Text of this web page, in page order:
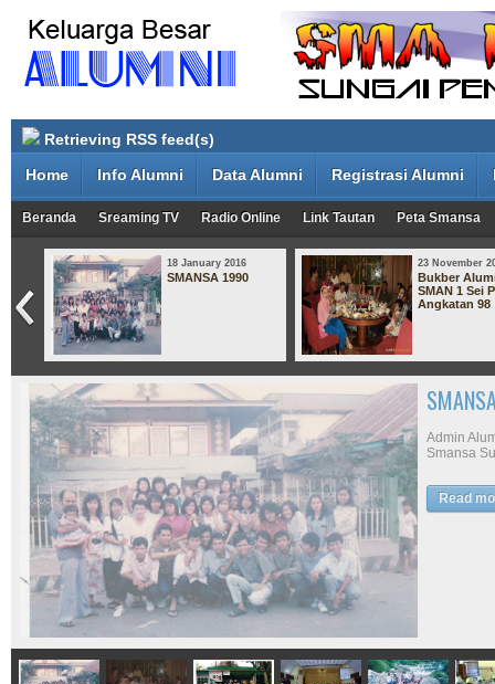
Retrieving RSS feed(s)
Home
Info Alumni Data Alumni Registrasi Alumni
Beranda Sreaming TV Radio Online Link Tautan Peta Smansa
18 January 2016
SMANSA 1990
23 November
Bukber
SMAN 1 Sei
Angkatan 98
Bukber
Penuh
SMAN 1
sambil
Kegiatan